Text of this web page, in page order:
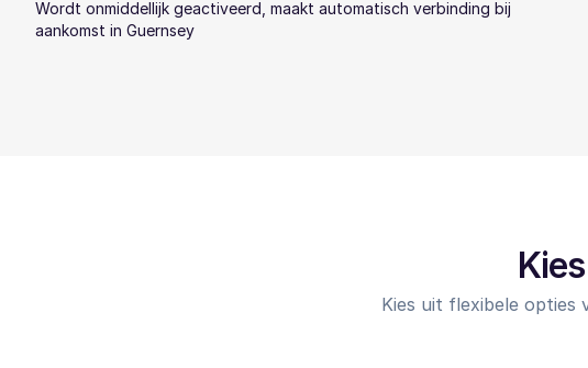
Wordt onmiddellijk geactiveerd, maakt automatisch verbinding bij
aankomst in Guernsey
Kies uit flexibele opties